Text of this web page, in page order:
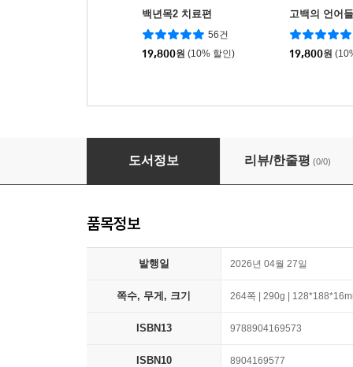
백년목2 치료편
56건
19,800원 (10% 할인)
고백의 언어들
19,800원
존 파이퍼 신앙 상담소 : 기도
도서정보 리뷰/한줄평 (0/0)
품목정보
발행일 2026년 04월 27일
쪽수, 무게, 크기 264쪽 | 290g |
ISBN13 9788904169573
ISBN10 8904169577